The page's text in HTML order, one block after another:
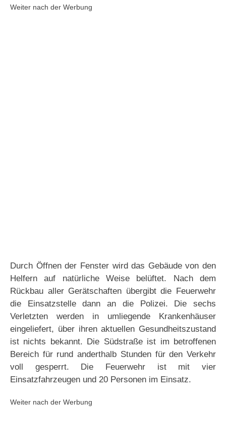
Weiter nach der Werbung
Durch Öffnen der Fenster wird das Gebäude von den
Helfern auf natürliche Weise belüftet. Nach dem
Rückbau aller Gerätschaften übergibt die Feuerwehr
die Einsatzstelle dann an die Polizei. Die sechs
Verletzten werden in umliegende Krankenhäuser
eingeliefert, über ihren aktuellen Gesundheitszustand
ist nichts bekannt. Die Südstraße ist im betroffenen
Bereich für rund anderthalb Stunden für den Verkehr
voll gesperrt. Die Feuerwehr ist mit vier
Einsatzfahrzeugen und 20 Personen im Einsatz.
Weiter nach der Werbung